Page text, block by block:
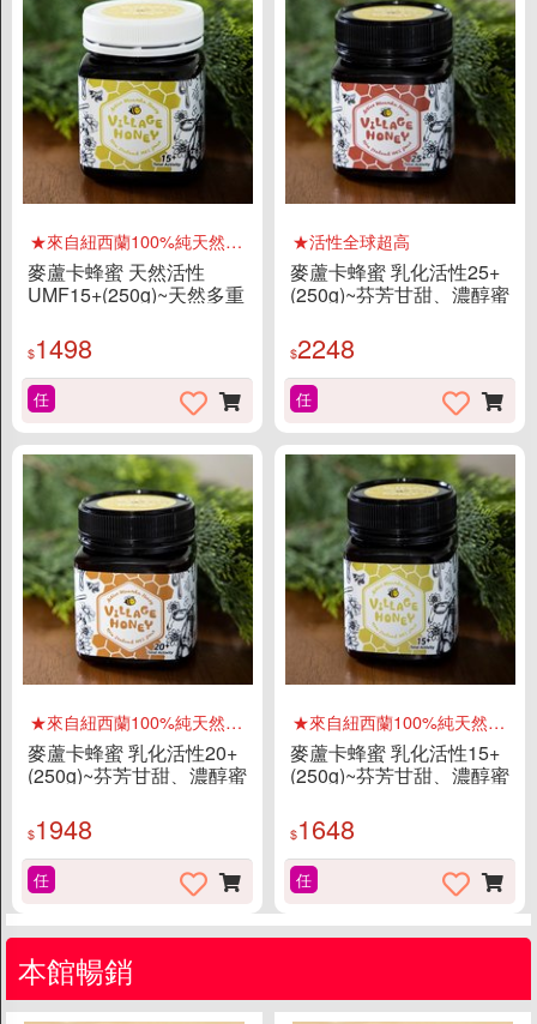
關於我們
品牌故事
素食分類說明
隱私權聲明
客戶服務
訂單/配送進度查詢
訂購說明
發票問題
海外訂購辦法
折價券說明
FAQ常見問題
客服資訊
常見問題
素易購LINE客服
素易購LINE社群
聯絡我們
上架提案
★來自紐西蘭100%純天然國寶
麥蘆卡蜂蜜 天然活性
UMF15+(250g)~天然多重
$1498
任
★活性全球超高
麥蘆卡蜂蜜 乳化活性25+
(250g)~芬芳甘甜、濃醇蜜
$2248
任
★來自紐西蘭100%純天然國寶
麥蘆卡蜂蜜 乳化活性20+
(250g)~芬芳甘甜、濃醇蜜
$1948
任
★來自紐西蘭100%純天然國寶
麥蘆卡蜂蜜 乳化活性15+
(250g)~芬芳甘甜、濃醇蜜
$1648
任
本館暢銷